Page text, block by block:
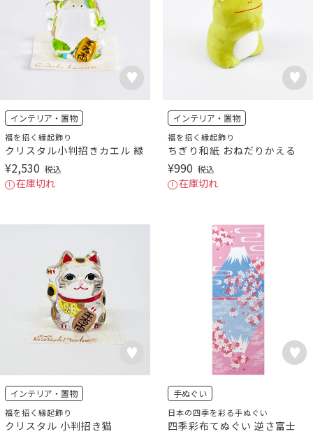
インテリア・置物
福を招く縁起飾り
クリスタル小判招きカエル 緑
¥2,530 税込
在庫切れ
インテリア・置物
福を招く縁起飾り
ちぎり和紙 おねだりかえる
¥990 税込
在庫切れ
インテリア・置物
福を招く縁起飾り
クリスタル 小判招き猫
手ぬぐい
日本の四季を彩る手ぬぐい
四季彩布てぬぐい 逆さ富士